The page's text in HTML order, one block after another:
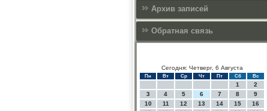
Архив записей
Обратная связь
Сегодня: Четверг, 6 Августа
Пн Вт Ср Чт Пт Сб Вс
1
2
3
4 5 6 7 8
9
10
11 12 13 14 15
16